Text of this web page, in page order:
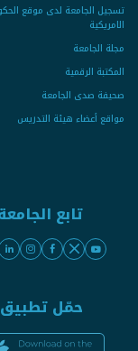
تسجيل الجامعة لدى موقع
الامريكية
مجلة الجامعة
المكتبة الرقمية
صحيفة صدى الجامعة
مواقع أعضاء هيئة التدريس
تابع
حمّل تطبيق